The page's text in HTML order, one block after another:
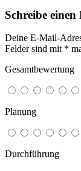
Schreibe
Deine E-Mail-
Felder sind mit *
Gesamtbewertung
Planung
Durchführung